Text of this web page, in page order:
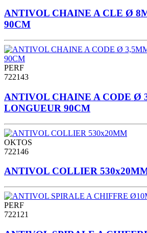
ANTIVOL CHAINE A CLE Ø
90CM
PERF
722143
ANTIVOL CHAINE A CODE Ø
LONGUEUR 90CM
OKTOS
722146
ANTIVOL COLLIER
PERF
722121